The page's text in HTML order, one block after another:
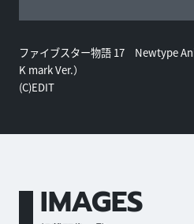
ファイブスター物語 17 Newtype
K mark Ver.）
(C)EDIT
IMAGES